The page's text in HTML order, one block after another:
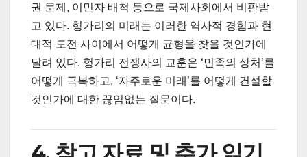
권 문제, 이민자 배척 등으로 국제사회에서 비판받
고 있다. 헝가리의 미래는 이러한 역사적 경험과 현
대적 도전 사이에서 어떻게 균형을 찾을 것인가에
달려 있다. 헝가리 전쟁사의 교훈은 ‘민족의 상처’를
어떻게 극복하고, ‘자주로운 미래’를 어떻게 건설할
것인가에 대한 끊임없는 질문이다.